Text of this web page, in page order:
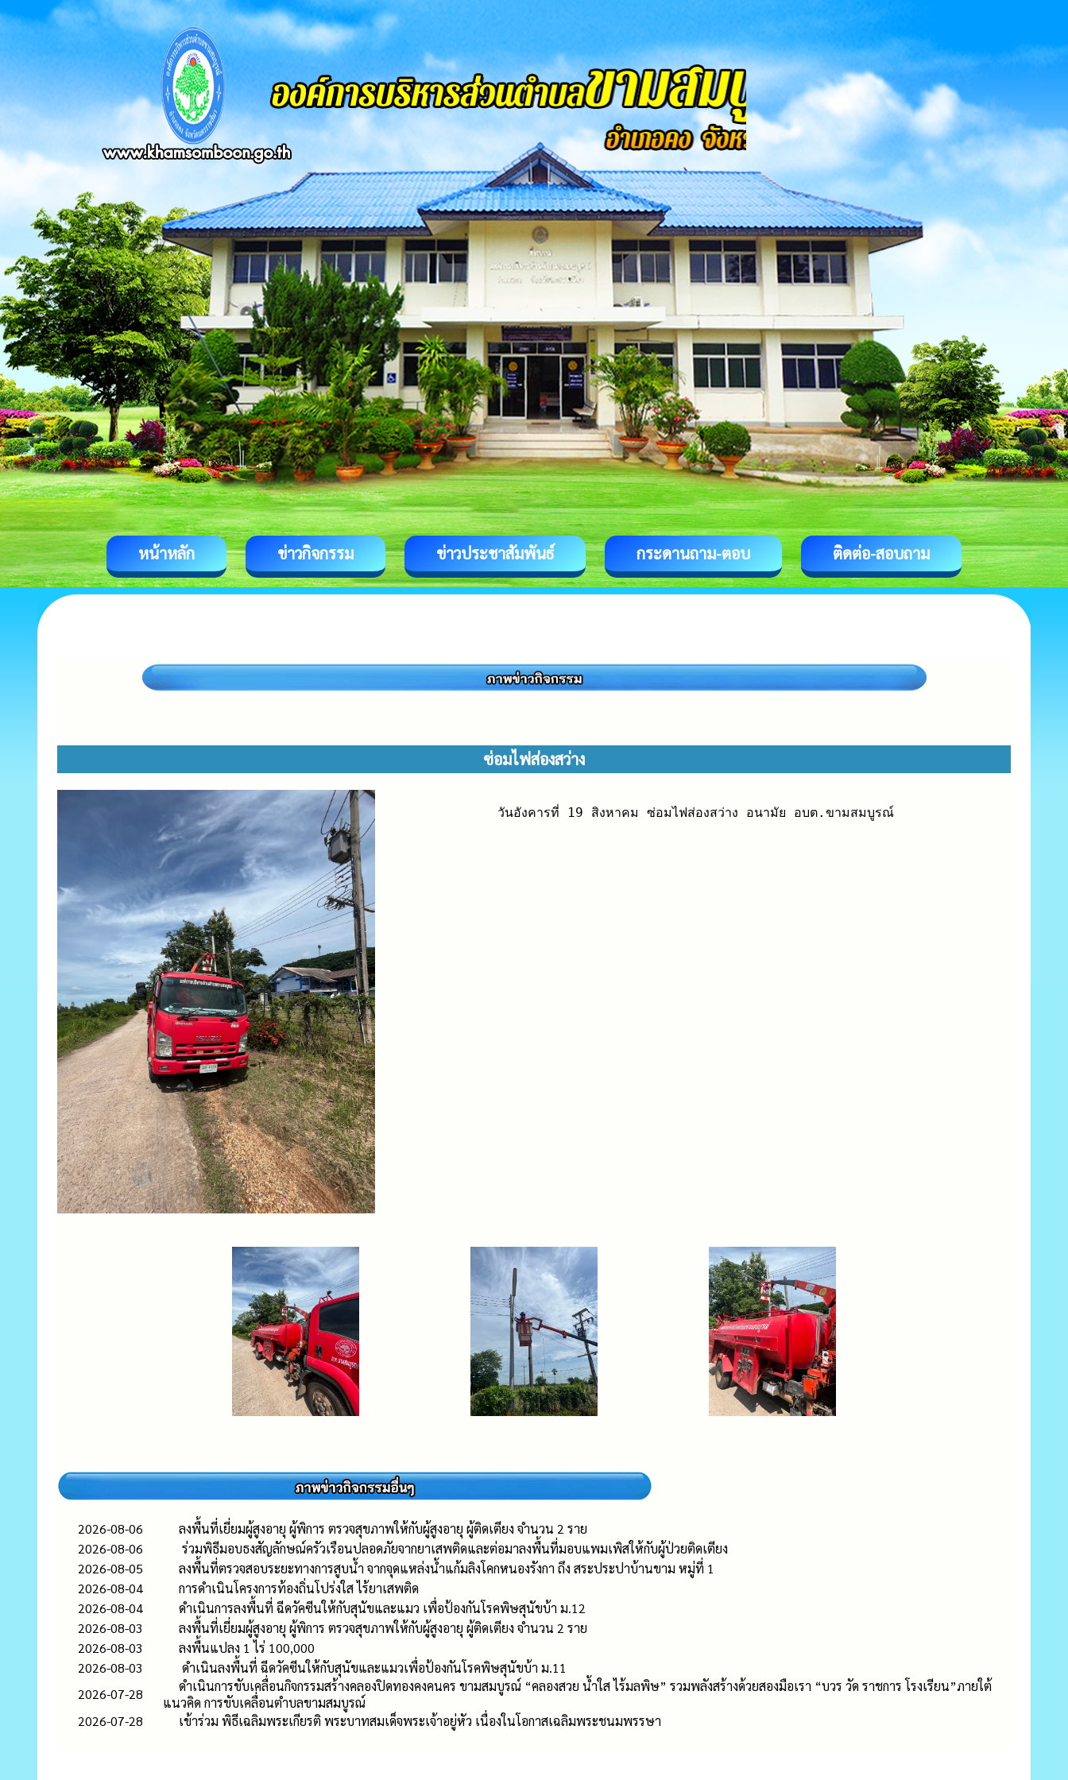
หน้าหลัก ข่าวกิจกรรม ข่าวประชาสัมพันธ์ กระดานถาม-ตอบ ติดต่อ-สอบถาม
ซ่อมไฟส่องสว่าง
วันอังคารที่ 19 สิงหาคม ซ่อมไฟส่องสว่าง อนามัย อบต.ขามสมบูรณ์
2026-08-06
ลงพื้นที่เยี่ยมผู้สูงอายุ ผู้พิการ ตรวจสุขภาพให้กับผู้สูงอายุ ผู้ติดเตียง จำนวน 2 ราย
2026-08-06
ร่วมพิธีมอบธงสัญลักษณ์ครัวเรือนปลอดภัยจากยาเสพติดและต่อมาลงพื้นที่มอบแพมเพิสให้กับผู้ป่วยติดเตียง
2026-08-05
ลงพื้นที่ตรวจสอบระยะทางการสูบน้ำ จากจุดแหล่งน้ำแก้มลิงโคกหนองรังกา ถึง สระประปาบ้านขาม หมู่ที่ 1
2026-08-04
การดำเนินโครงการท้องถิ่นโปร่งใส ไร้ยาเสพติด
2026-08-04
ดำเนินการลงพื้นที่ ฉีดวัคซีนให้กับสุนัขและแมว เพื่อป้องกันโรคพิษสุนัขบ้า ม.12
2026-08-03
ลงพื้นที่เยี่ยมผู้สูงอายุ ผู้พิการ ตรวจสุขภาพให้กับผู้สูงอายุ ผู้ติดเตียง จำนวน 2 ราย
2026-08-03
ลงพื้นแปลง 1 ไร่ 100,000
2026-08-03
ดำเนินลงพื้นที่ ฉีดวัคซีนให้กับสุนัขและแมวเพื่อป้องกันโรคพิษสุนัขบ้า ม.11
2026-07-28
ดำเนินการขับเคลื่อนกิจกรรมสร้างคลองปิดทองคงคนคร ขามสมบูรณ์ “คลองสวย น้ำใส ไร้มลพิษ” รวมพลังสร้างด้วยสองมือเรา “บวร วัด ราชการ โรงเรียน”ภายใต้
แนวคิด การขับเคลื่อนตำบลขามสมบูรณ์
2026-07-28
เข้าร่วม พิธีเฉลิมพระเกียรติ พระบาทสมเด็จพระเจ้าอยู่หัว เนื่องในโอกาสเฉลิมพระชนมพรรษา